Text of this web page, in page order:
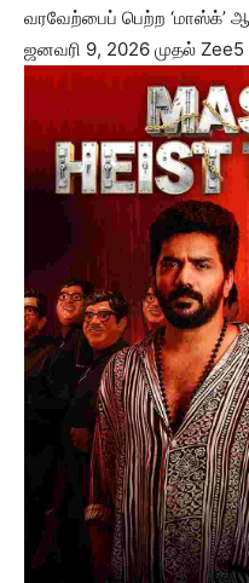
வரவேற்பைப் பெற்ற ‘மாஸ்க்’
ஜனவரி 9, 2026 முதல்